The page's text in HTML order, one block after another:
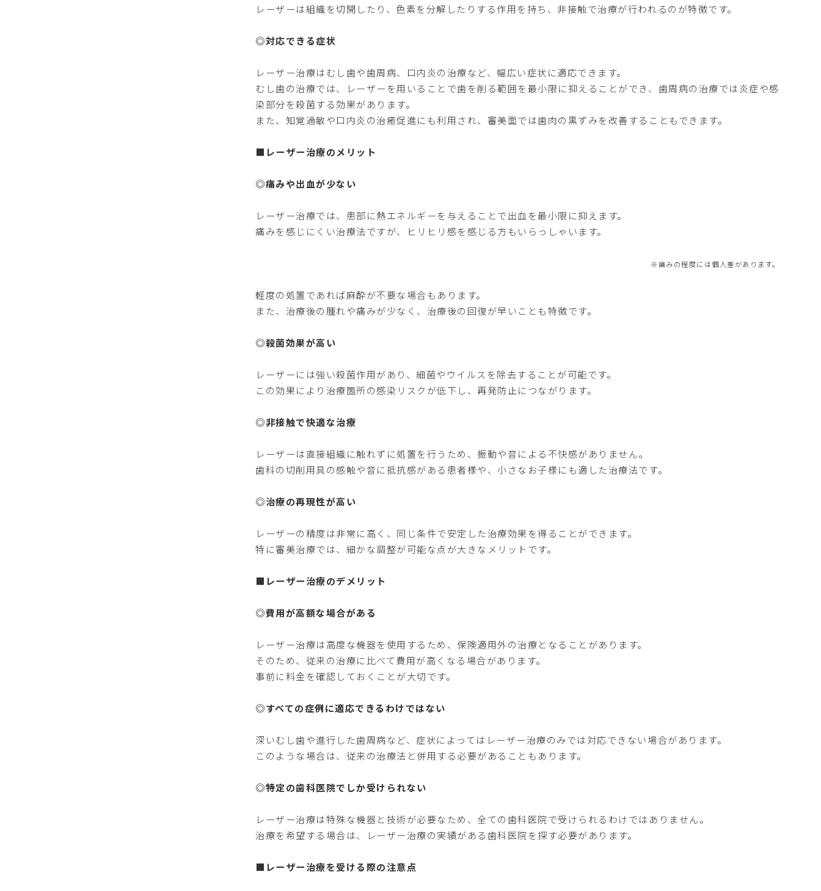
レーザーは組織を切開したり、色素を分解したりする作用を持ち、非接触で治療が行われるのが特徴です。
◎対応できる症状
レーザー治療はむし歯や歯周病、口内炎の治療など、幅広い症状に適応できます。
むし歯の治療では、レーザーを用いることで歯を削る範囲を最小限に抑えることができ、歯周病の治療では炎症や感
染部分を殺菌する効果があります。
また、知覚過敏や口内炎の治癒促進にも利用され、審美面では歯肉の黒ずみを改善することもできます。
■レーザー治療のメリット
◎痛みや出血が少ない
レーザー治療では、患部に熱エネルギーを与えることで出血を最小限に抑えます。
痛みを感じにくい治療法ですが、ヒリヒリ感を感じる方もいらっしゃいます。
※痛みの程度には個人差があります。
軽度の処置であれば麻酔が不要な場合もあります。
また、治療後の腫れや痛みが少なく、治療後の回復が早いことも特徴です。
◎殺菌効果が高い
レーザーには強い殺菌作用があり、細菌やウイルスを除去することが可能です。
この効果により治療箇所の感染リスクが低下し、再発防止につながります。
◎非接触で快適な治療
レーザーは直接組織に触れずに処置を行うため、振動や音による不快感がありません。
歯科の切削用具の感触や音に抵抗感がある患者様や、小さなお子様にも適した治療法です。
◎治療の再現性が高い
レーザーの精度は非常に高く、同じ条件で安定した治療効果を得ることができます。
特に審美治療では、細かな調整が可能な点が大きなメリットです。
■レーザー治療のデメリット
◎費用が高額な場合がある
レーザー治療は高度な機器を使用するため、保険適用外の治療となることがあります。
そのため、従来の治療に比べて費用が高くなる場合があります。
事前に料金を確認しておくことが大切です。
◎すべての症例に適応できるわけではない
深いむし歯や進行した歯周病など、症状によってはレーザー治療のみでは対応できない場合があります。
このような場合は、従来の治療法と併用する必要があることもあります。
◎特定の歯科医院でしか受けられない
レーザー治療は特殊な機器と技術が必要なため、全ての歯科医院で受けられるわけではありません。
治療を希望する場合は、レーザー治療の実績がある歯科医院を探す必要があります。
■レーザー治療を受ける際の注意点